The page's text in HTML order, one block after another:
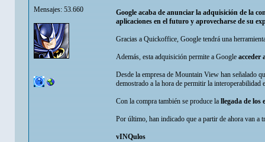
Mensajes: 53.660
Google acaba de anunciar la adquisición de la
aplicaciones en el futuro y aprovecharse de su
Gracias a Quickoffice, Google tendrá una
Además, esta adquisición permite a Googleacceder
Desde la empresa de Mountain View han señalado
demostrado a la hora de permitir la
Con la compra también se produce lallegada de los
Por último, han indicado que a partir de ahora van a
vINQulos